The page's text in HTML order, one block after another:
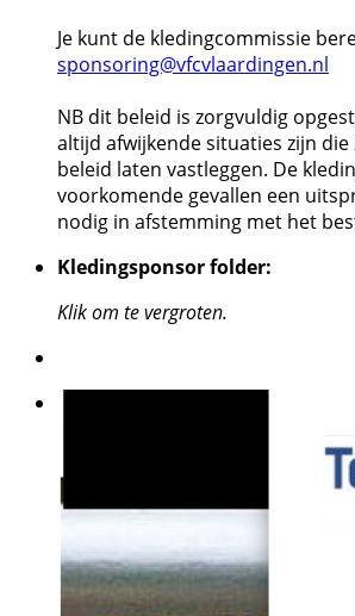
Je kunt de kledingcommissie
sponsoring@vfcvlaardingen.nl
NB dit beleid is zorgvuldig
altijd afwijkende situaties zijn die
beleid laten vastleggen. De
voorkomende gevallen een
nodig in afstemming met het
Kledingsponsor folder:
Klik om te vergroten.